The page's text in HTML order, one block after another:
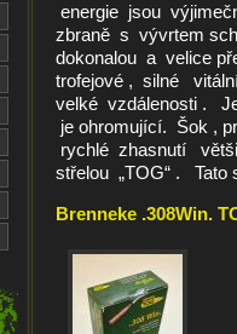
energie jsou
zbraně s vývrtem
dokonalou a velice
trofejové , silné
velké vzdálenosti .
je ohromující. Šok ,
rychlé zhasnutí
střelou „TOG“ . Tato
Brenneke .308Win.